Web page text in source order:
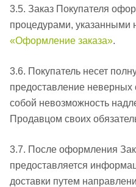
3.5. Заказ Покупателя
процедурами, указанными
«Оформление заказа».
3.6. Покупатель несет
предоставление
собой невозможность
Продавцом своих
3.7. После оформления
предоставляется
доставки путем